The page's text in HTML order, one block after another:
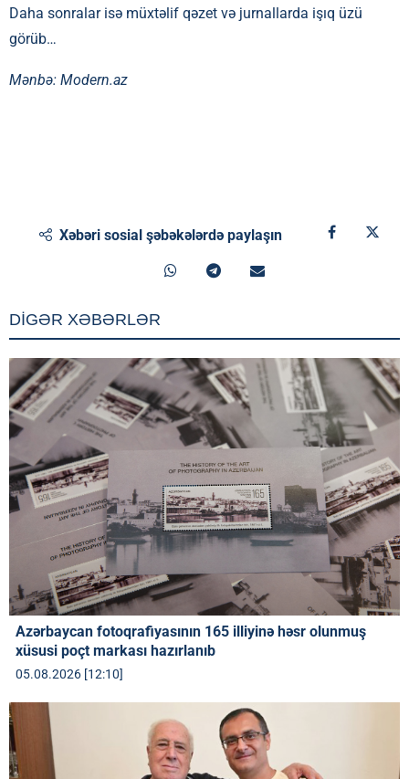
Daha sonralar isə müxtəlif qəzet və jurnallarda işıq üzü
görüb…
Mənbə: Modern.az
Xəbəri sosial şəbəkələrdə paylaşın
DİGƏR XƏBƏRLƏR
Azərbaycan fotoqrafiyasının 165 illiyinə həsr olunmuş
xüsusi poçt markası hazırlanıb
05.08.2026 [12:10]